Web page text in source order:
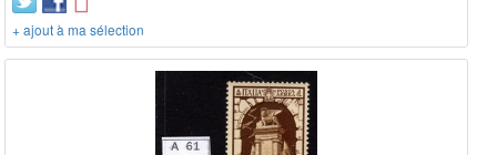
+ ajout à ma sélection